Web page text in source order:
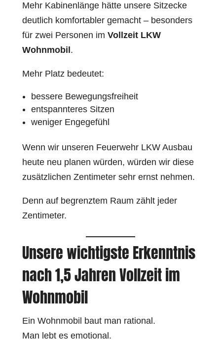
Mehr Kabinenlänge hätte unsere Sitzecke
deutlich komfortabler gemacht – besonders
für zwei Personen im Vollzeit LKW
Wohnmobil .
Mehr Platz bedeutet:
bessere Bewegungsfreiheit
entspannteres Sitzen
weniger Engegefühl
Wenn wir unseren Feuerwehr LKW Ausbau
heute neu planen würden, würden wir diese
zusätzlichen Zentimeter sehr ernst nehmen.
Denn auf begrenztem Raum zählt jeder
Zentimeter.
Unsere wichtigste Erkenntnis
nach 1,5 Jahren Vollzeit im
Wohnmobil
Ein Wohnmobil baut man rational.
Man lebt es emotional.